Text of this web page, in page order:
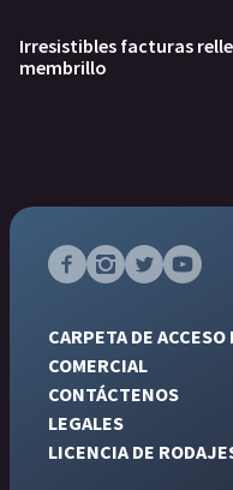
Irresistibles facturas
membrillo
CARPETA DE
COMERCIAL
CONTÁCTENOS
LEGALES
LICENCIA DE